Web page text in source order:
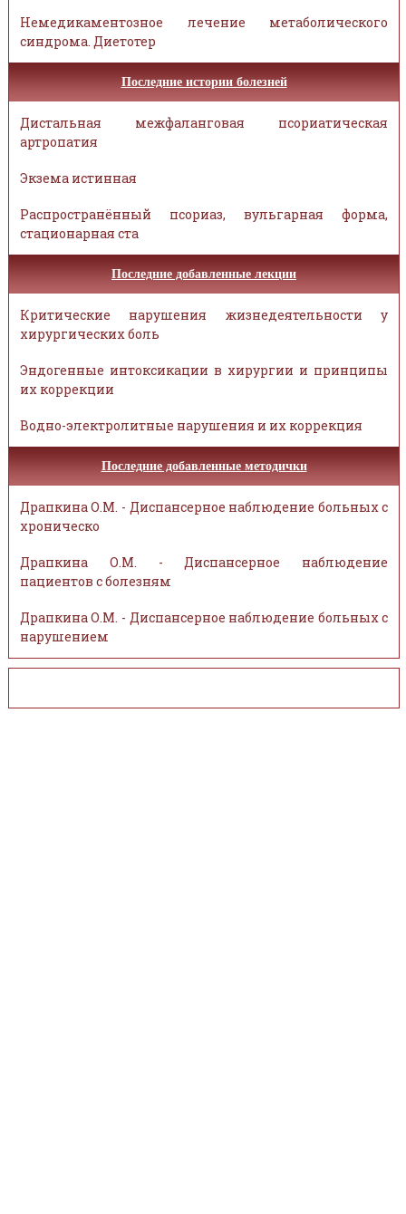
Немедикаментозное лечение метаболического
синдрома. Диетотер
Последние истории болезней
Дистальная межфаланговая псориатическая
артропатия
Экзема истинная
Распространённый псориаз, вульгарная форма,
стационарная ста
Последние добавленные лекции
Критические нарушения жизнедеятельности у
хирургических боль
Эндогенные интоксикации в хирургии и принципы
их коррекции
Водно-электролитные нарушения и их коррекция
Последние добавленные методички
Драпкина О.М. - Диспансерное наблюдение больных с
хроническо
Драпкина О.М. - Диспансерное наблюдение
пациентов с болезням
Драпкина О.М. - Диспансерное наблюдение больных с
нарушением